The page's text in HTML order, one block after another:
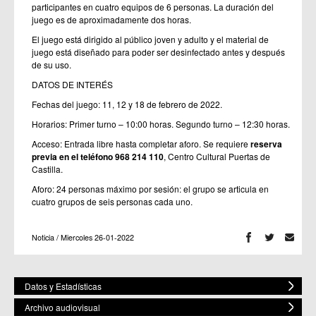
participantes en cuatro equipos de 6 personas. La duración del
juego es de aproximadamente dos horas.
El juego está dirigido al público joven y adulto y el material de
juego está diseñado para poder ser desinfectado antes y después
de su uso.
DATOS DE INTERÉS
Fechas del juego: 11, 12 y 18 de febrero de 2022.
Horarios: Primer turno – 10:00 horas. Segundo turno – 12:30 horas.
Acceso: Entrada libre hasta completar aforo. Se requierereserva
previa en el teléfono 968 214 110, Centro Cultural Puertas de
Castilla.
Aforo: 24 personas máximo por sesión: el grupo se articula en
cuatro grupos de seis personas cada uno.
Noticia / Miercoles 26-01-2022
Datos y Estadísticas
Archivo audiovisual